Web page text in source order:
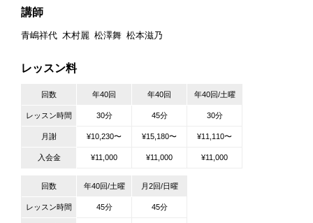
講師
青嶋祥代 木村麗 松澤舞 松本滋乃
レッスン料
回数 年40回 年40回 年40回/土曜
レッスン時間 30分 45分 30分
月謝 ¥10,230〜 ¥15,180〜 ¥11,110〜
入会金 ¥11,000 ¥11,000 ¥11,000
回数 年40回/土曜 月2回/日曜
レッスン時間 45分 45分